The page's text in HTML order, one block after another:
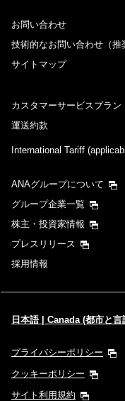
お問い合わせ
技術的なお問い合わせ（推
サイトマップ
カスタマーサービスプラン
運送約款
International Tariff
ANAグループについて
グループ企業一覧
株主・投資家情報
プレスリリース
採用情報
日本語 | Canada (都市と
プライバシーポリシー
クッキーポリシー
サイト利用規約